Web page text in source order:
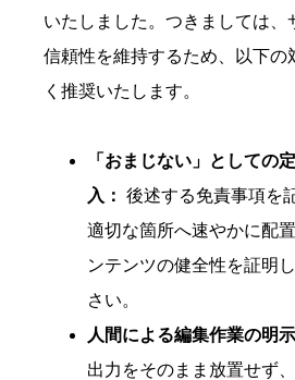
いたしました。つきましては、
信頼性を維持するため、以下の
く推奨いたします。
「おまじない」としての
入： 後述する免責事項を
適切な箇所へ速やかに配
ンテンツの健全性を証明
さい。
人間による編集作業の明示
出力をそのまま放置せず